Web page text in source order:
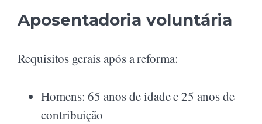
Aposentadoria voluntária
Requisitos gerais após a reforma:
Homens: 65 anos de idade e 25 anos de
contribuição